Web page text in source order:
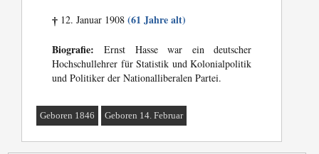
† 12. Januar 1908(61 Jahre alt)
Biografie: Ernst Hasse war ein deutscher
Hochschullehrer für Statistik und Kolonialpolitik
und Politiker der Nationalliberalen Partei.
Geboren 1846 Geboren 14. Februar